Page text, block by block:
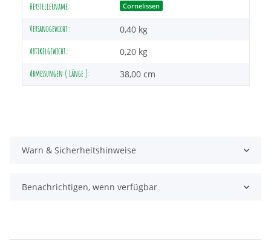
Herstellername: Cornelissen
Versandgewicht: 0,40 kg
Artikelgewicht: 0,20 kg
Abmessungen ( Länge ): 38,00 cm
Warn & Sicherheitshinweise
Benachrichtigen, wenn verfügbar